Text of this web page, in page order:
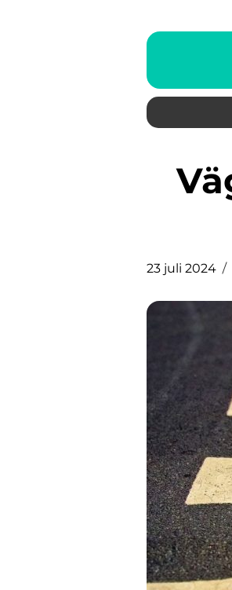
Vägmarkeringars betydelse
23 juli 2024